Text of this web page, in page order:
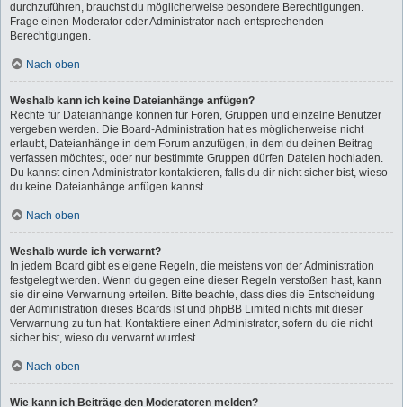
durchzuführen, brauchst du möglicherweise besondere Berechtigungen.
Frage einen Moderator oder Administrator nach entsprechenden
Berechtigungen.
Nach oben
Weshalb kann ich keine Dateianhänge anfügen?
Rechte für Dateianhänge können für Foren, Gruppen und einzelne Benutzer
vergeben werden. Die Board-Administration hat es möglicherweise nicht
erlaubt, Dateianhänge in dem Forum anzufügen, in dem du deinen Beitrag
verfassen möchtest, oder nur bestimmte Gruppen dürfen Dateien hochladen.
Du kannst einen Administrator kontaktieren, falls du dir nicht sicher bist, wieso
du keine Dateianhänge anfügen kannst.
Nach oben
Weshalb wurde ich verwarnt?
In jedem Board gibt es eigene Regeln, die meistens von der Administration
festgelegt werden. Wenn du gegen eine dieser Regeln verstoßen hast, kann
sie dir eine Verwarnung erteilen. Bitte beachte, dass dies die Entscheidung
der Administration dieses Boards ist und phpBB Limited nichts mit dieser
Verwarnung zu tun hat. Kontaktiere einen Administrator, sofern du die nicht
sicher bist, wieso du verwarnt wurdest.
Nach oben
Wie kann ich Beiträge den Moderatoren melden?